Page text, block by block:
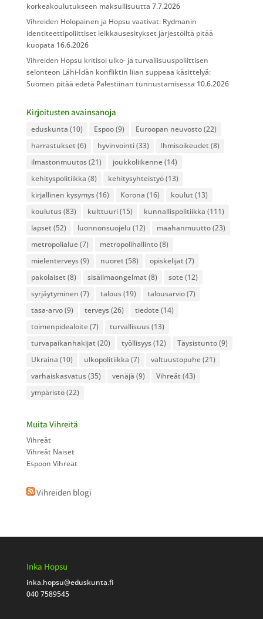
korkeakoulutukseen maksullisuutta 7.7.2026
Vihreiden Holopainen ja Hopsu vaativat: Rydmanin
identiteettipoliittiset leikkausesitykset järjestöiltä pitää
kuopata 16.6.2026
Vihreiden Hopsu kritisoi ulko- ja turvallisuuspoliittisen
selonteon Lähi-Idän konfliktin liian suppeaa käsittelyä:
Suomen pitää edetä Palestiinan tunnustamisessa 10.6.2026
Kirjoitusten avainsanoja
eduskunta (10) Espoo(9) Euroopan neuvosto(22)
harrastukset (6) hyvinvointi(33) Ihmisoikeudet (8)
ilmastonmuutos(21) joukkoliikenne(14)
kehityspolitiikka (8) kehitysyhteistyö(13)
kirjallinen kysymys(16) Korona (16) koulut (13)
koulutus(83) kulttuuri(15) kunnallispolitiikka (111)
lapset (52) luonnonsuojelu (12) maahanmuutto(23)
metropolialue(7) metropolihallinto(8)
mielenterveys(9) nuoret (58) opiskelijat (7)
pakolaiset (8) sisäilmaongelmat (8) sote(12)
syrjäytyminen (7) talous(19) talousarvio(7)
tasa-arvo(9) terveys(26) tiedote(14)
toimenpidealoite(7) turvallisuus(13)
turvapaikanhakijat (20) työllisyys(12) Täysistunto(9)
Ukraina (10) ulkopolitiikka (7) valtuustopuhe(21)
varhaiskasvatus(35) venäjä (9) Vihreät (43)
ympäristö(22)
Muita Vihreitä
Vihreät
Vihreät Naiset
Espoon Vihreät
Vihreiden blogi
Inka Hopsu
inka.hopsu@eduskunta.fi
040 7589545